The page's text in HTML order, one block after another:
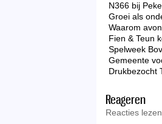
N366 bij
Groei als
Waarom
Fien & Teun
Spelweek
Gemeente
Drukbezocht
Reageren
Reacties